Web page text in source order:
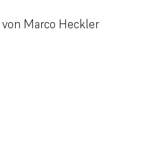
von Marco Heckler